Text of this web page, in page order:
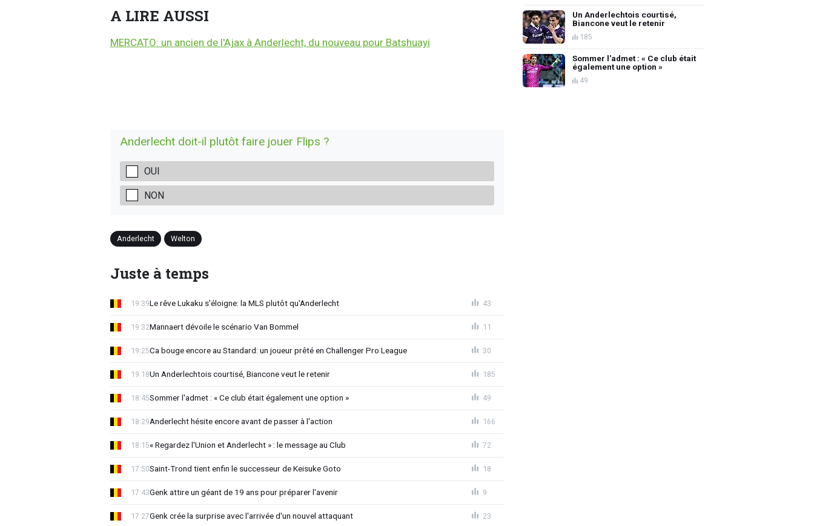
A LIRE AUSSI
MERCATO: un ancien de l'Ajax à Anderlecht, du nouveau pour Batshuayi
Anderlecht doit-il plutôt faire jouer Flips ?
OUI
NON
Anderlecht Welton
Juste à temps
Le rêve Lukaku s'éloigne: la MLS plutôt qu'Anderlecht
19:39 43
Mannaert dévoile le scénario Van Bommel
19:32 11
Ca bouge encore au Standard: un joueur prêté en Challenger Pro League
19:25 30
Un Anderlechtois courtisé, Biancone veut le retenir
19:18 185
Sommer l'admet : « Ce club était également une option »
18:45 49
Anderlecht hésite encore avant de passer à l'action
18:29 166
« Regardez l'Union et Anderlecht » : le message au Club
18:15 72
Saint-Trond tient enfin le successeur de Keisuke Goto
17:50 18
Genk attire un géant de 19 ans pour préparer l'avenir
17:43 9
Genk crée la surprise avec l'arrivée d'un nouvel attaquant
17:27 23
Un Anderlechtois courtisé,
Biancone veut le retenir
185
Sommer l'admet : « Ce club était
également une option »
49